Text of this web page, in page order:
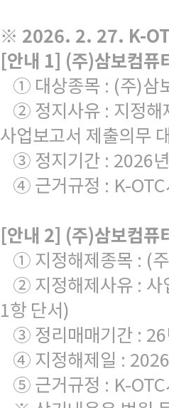
※ 2026. 2. 27. K-
[안내 1] (주)삼보컴퓨
① 대상종목 : (주)삼
② 정지사유 : 지정
사업보고서 제출의무
③ 정지기간 : 2026
④ 근거규정 : K-OTC
[안내 2] (주)삼보컴퓨
① 지정해제종목 : (주
② 지정해제사유 : 사
1항 단서)
③ 정리매매기간 : 26
④ 지정해제일 : 2026
⑤ 근거규정 : K-OTC